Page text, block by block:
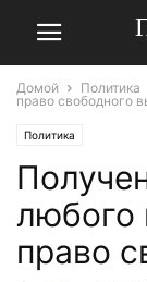
Домой Политика
право свободного
Политика
любого
право